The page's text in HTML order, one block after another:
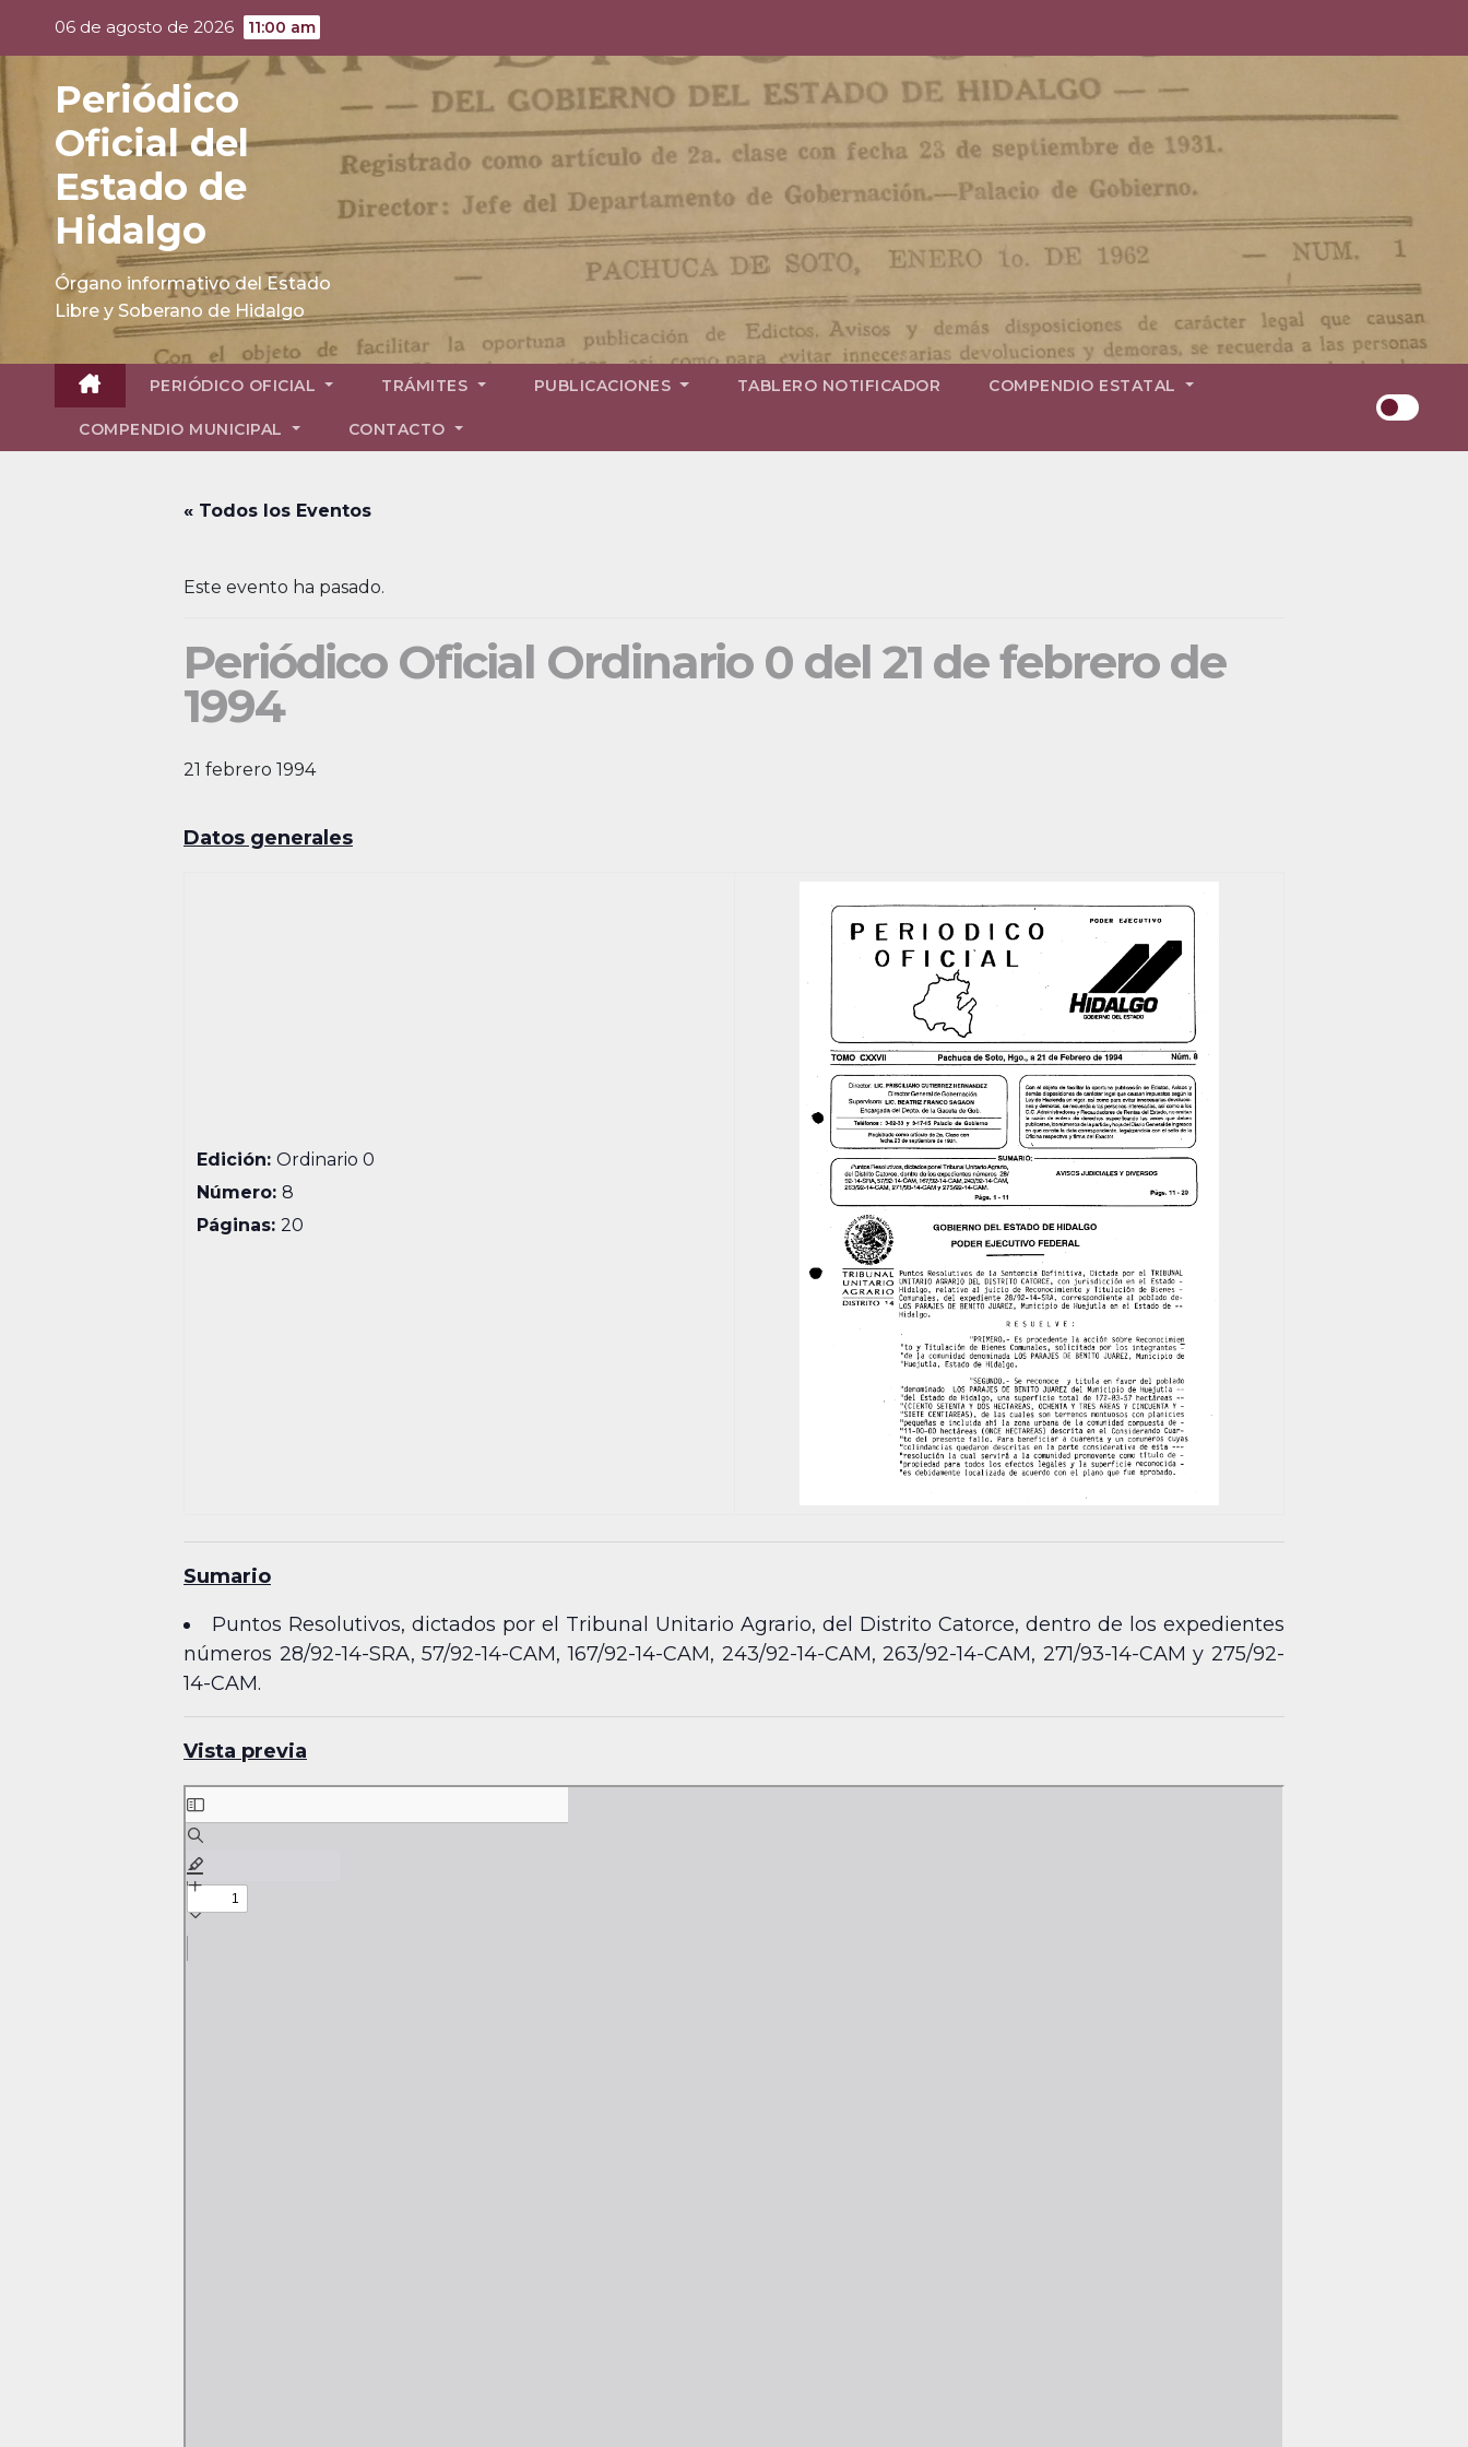
06 de agosto de 2026 11:00 am
Periódico
Oficial del
Estado de
Hidalgo
Órgano informativo del Estado
Libre y Soberano de Hidalgo
PERIÓDICO OFICIAL TRÁMITES PUBLICACIONES TABLERO NOTIFICADOR COMPENDIO ESTATAL
COMPENDIO MUNICIPAL CONTACTO
« Todos los Eventos
Este evento ha pasado.
Periódico Oficial Ordinario 0 del 21 de febrero de
1994
21 febrero 1994
Datos generales
Edición:Ordinario 0
Número:8
Páginas:20
Sumario
Puntos Resolutivos, dictados por el Tribunal Unitario Agrario, del Distrito Catorce, dentro de los expedientes
números 28/92-14-SRA, 57/92-14-CAM, 167/92-14-CAM, 243/92-14-CAM, 263/92-14-CAM, 271/93-14-CAM y 275/92-
14-CAM.
Vista previa
Skip
to
PDF
content